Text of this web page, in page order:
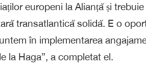
europeni la Alianță și
transatlantică solidă. E o
în implementarea
la Haga”, a completat el.